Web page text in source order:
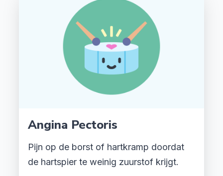
Angina Pectoris
Pijn op de borst of hartkramp doordat
de hartspier te weinig zuurstof krijgt.